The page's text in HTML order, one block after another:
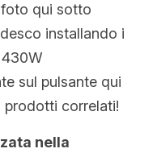
qui sotto
installando i
sul pulsante qui
prodotti correlati!
nella